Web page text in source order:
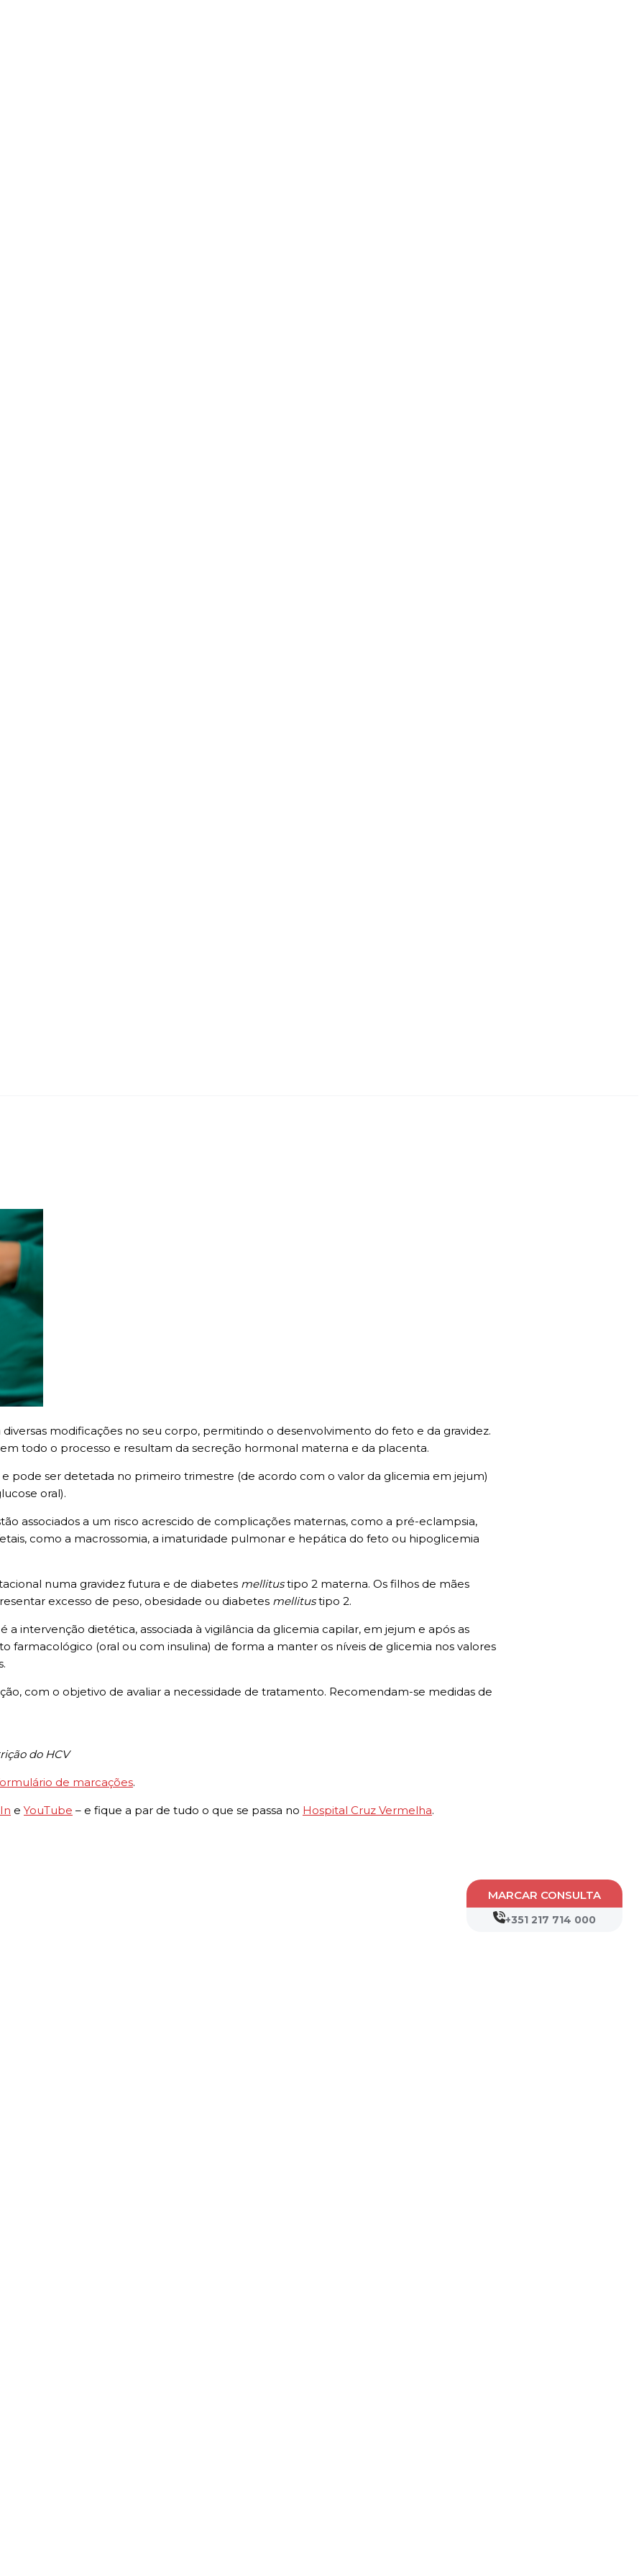
MARCAR CONSULTA
+351 217 714 000
modificações no seu corpo, permitindo o desenvolvimento do feto e da gravidez.
todo o processo e resultam da secreção hormonal materna e da placenta.
pode ser detetada no primeiro trimestre (de acordo com o valor da glicemia em jejum)
oral).
associados a um risco acrescido de complicações maternas, como a pré-eclampsia,
como a macrossomia, a imaturidade pulmonar e hepática do feto ou hipoglicemia
numa gravidez futura e de diabetes mellitustipo 2 materna. Os filhos de mães
excesso de peso, obesidade ou diabetes mellitustipo 2.
intervenção dietética, associada à vigilância da glicemia capilar, em jejum e após as
farmacológico (oral ou com insulina) de forma a manter os níveis de glicemia nos valores
com o objetivo de avaliar a necessidade de tratamento. Recomendam-se medidas de
do HCV
de marcações.
e YouTube – e fique a par de tudo o que se passa no Hospital Cruz Vermelha.